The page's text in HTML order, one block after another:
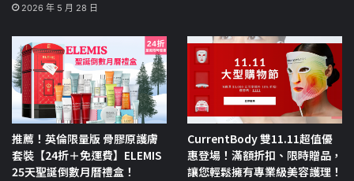
2026 年 5 月 28 日
推薦！英倫限量版 骨膠原護膚
套裝【24折＋免運費】ELEMIS
25天聖誕倒數月曆禮盒！
CurrentBody 雙11.11超值優
惠登場！滿額折扣、限時贈品，
讓您輕鬆擁有專業級美容護理！